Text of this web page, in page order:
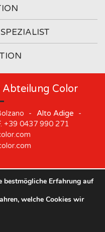
Abteilung Color
- Alto Adige
-
+39 0437 990 271
Impressum .
10. August bis zum 21.
bestmögliche Erfahrung auf
welche Cookies wir